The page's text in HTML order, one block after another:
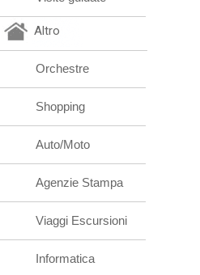
Altro
Orchestre
Shopping
Auto/Moto
Agenzie Stampa
Viaggi Escursioni
Informatica